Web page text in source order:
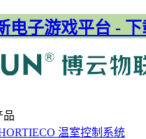
电子游戏平台 -
品
温室控制系统